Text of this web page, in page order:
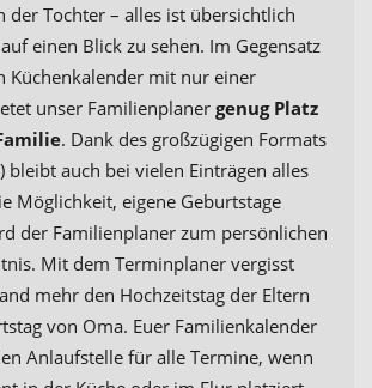
der Tochter – alles ist übersichtlich
einen Blick zu sehen. Im Gegensatz
Küchenkalender mit nur einer
unser Familienplaner genug Platz
. Dank des großzügigen Formats
bleibt auch bei vielen Einträgen alles
Möglichkeit, eigene Geburtstage
der Familienplaner zum persönlichen
Mit dem Terminplaner vergisst
mehr den Hochzeitstag der Eltern
von Oma. Euer Familienkalender
Anlaufstelle für alle Termine, wenn